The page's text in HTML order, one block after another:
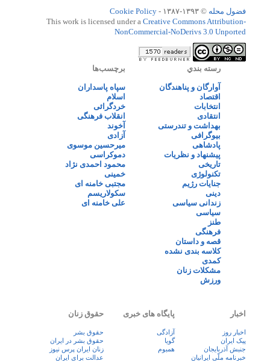
فضول محله © ۱۳۹۳-۱۳۸۷ -
Cookie Policy
This work is licensed under a Creative Commons Attribution-
NonCommercial-NoDerivs 3.0 Unported
رسته بندي
آوارگان و پناهندگان
اقتصاد
انتخابات
انتقادی
بهداشت و تندرستی
بیوگرافی
پادشاهی
پیشنهاد و نظریات
تاریخی
تکنولوژی
جنایات رژیم
دینی
زندانی سیاسی
سیاسی
طنز
فرهنگی
قصه و داستان
کلاسه بندی نشده
کمدی
مشکلات زنان
ورزش
برچسب‌ها
سپاه پاسداران
اسلام
خردگرائی
انقلاب فرهنگی
آخوند
آزادی
میرحسین موسوی
دموکراسی
محمود احمدی نژاد
خمینی
مجتبی خامنه ای
سکولاریسم
علی خامنه ای
اخبار
اخبار روز
پيک ايران
جنبش آذربایجان
خبرنامه ملّی ایرانیان
پایگاه های خبری
آزادگی
گویا
همبوم
حقوق زنان
حقوق بشر
حقوق بشر در ایران
زنان ايران پرس نيوز
عدالت برای ایران